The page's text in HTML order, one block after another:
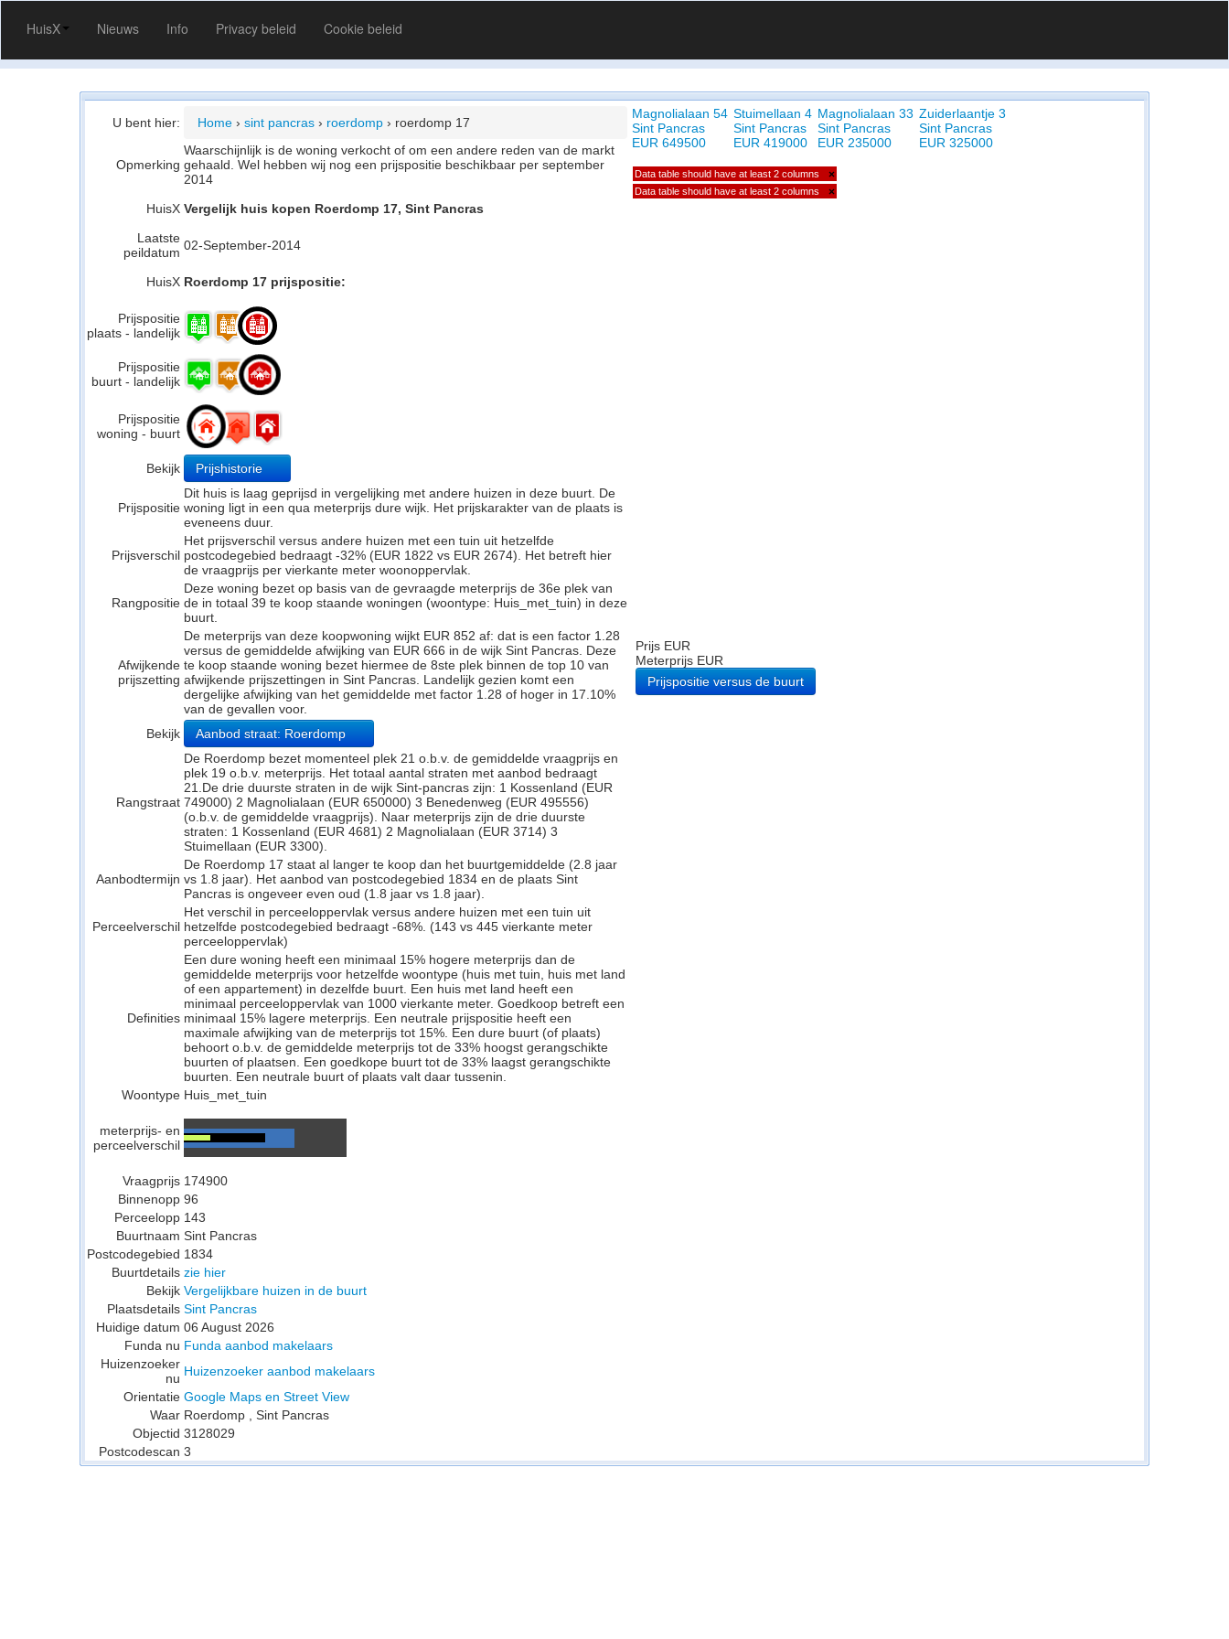
HuisX Nieuws Info Privacy beleid Cookie beleid
U bent hier: Home › sint pancras › roerdomp › roerdomp 17
Opmerking
Waarschijnlijk is de woning verkocht of om een andere reden van de markt
gehaald. Wel hebben wij nog een prijspositie beschikbaar per september
2014
HuisX Vergelijk huis kopen Roerdomp 17, Sint Pancras
Laatste
peildatum 02-September-2014
HuisX Roerdomp 17 prijspositie:
Prijspositie
plaats - landelijk
Prijspositie
buurt - landelijk
Prijspositie
woning - buurt
Bekijk Prijshistorie
Prijspositie
Dit huis is laag geprijsd in vergelijking met andere huizen in deze buurt. De
woning ligt in een qua meterprijs dure wijk. Het prijskarakter van de plaats is
eveneens duur.
Prijsverschil
Het prijsverschil versus andere huizen met een tuin uit hetzelfde
postcodegebied bedraagt -32% (EUR 1822 vs EUR 2674). Het betreft hier
de vraagprijs per vierkante meter woonoppervlak.
Rangpositie
Deze woning bezet op basis van de gevraagde meterprijs de 36e plek van
de in totaal 39 te koop staande woningen (woontype: Huis_met_tuin) in deze
buurt.
Afwijkende
prijszetting
De meterprijs van deze koopwoning wijkt EUR 852 af: dat is een factor 1.28
versus de gemiddelde afwijking van EUR 666 in de wijk Sint Pancras. Deze
te koop staande woning bezet hiermee de 8ste plek binnen de top 10 van
afwijkende prijszettingen in Sint Pancras. Landelijk gezien komt een
dergelijke afwijking van het gemiddelde met factor 1.28 of hoger in 17.10%
van de gevallen voor.
Bekijk
Aanbod straat: Roerdomp
Rangstraat
De Roerdomp bezet momenteel plek 21 o.b.v. de gemiddelde vraagprijs en
plek 19 o.b.v. meterprijs. Het totaal aantal straten met aanbod bedraagt
21.De drie duurste straten in de wijk Sint-pancras zijn: 1 Kossenland (EUR
749000) 2 Magnolialaan (EUR 650000) 3 Benedenweg (EUR 495556)
(o.b.v. de gemiddelde vraagprijs). Naar meterprijs zijn de drie duurste
straten: 1 Kossenland (EUR 4681) 2 Magnolialaan (EUR 3714) 3
Stuimellaan (EUR 3300).
Aanbodtermijn
De Roerdomp 17 staat al langer te koop dan het buurtgemiddelde (2.8 jaar
vs 1.8 jaar). Het aanbod van postcodegebied 1834 en de plaats Sint
Pancras is ongeveer even oud (1.8 jaar vs 1.8 jaar).
Perceelverschil
Het verschil in perceeloppervlak versus andere huizen met een tuin uit
hetzelfde postcodegebied bedraagt -68%. (143 vs 445 vierkante meter
perceeloppervlak)
Definities
Een dure woning heeft een minimaal 15% hogere meterprijs dan de
gemiddelde meterprijs voor hetzelfde woontype (huis met tuin, huis met land
of een appartement) in dezelfde buurt. Een huis met land heeft een
minimaal perceeloppervlak van 1000 vierkante meter. Goedkoop betreft een
minimaal 15% lagere meterprijs. Een neutrale prijspositie heeft een
maximale afwijking van de meterprijs tot 15%. Een dure buurt (of plaats)
behoort o.b.v. de gemiddelde meterprijs tot de 33% hoogst gerangschikte
buurten of plaatsen. Een goedkope buurt tot de 33% laagst gerangschikte
buurten. Een neutrale buurt of plaats valt daar tussenin.
Woontype Huis_met_tuin
meterprijs- en
perceelverschil
Vraagprijs 174900
Binnenopp 96
Perceelopp 143
Buurtnaam Sint Pancras
Postcodegebied 1834
Buurtdetails zie hier
Bekijk Vergelijkbare huizen in de buurt
Plaatsdetails Sint Pancras
Huidige datum 06 August 2026
Funda nu Funda aanbod makelaars
Huizenzoeker
nu Huizenzoeker aanbod makelaars
Orientatie Google Maps en Street View
Waar Roerdomp , Sint Pancras
Objectid 3128029
Postcodescan 3
Magnolialaan 54
Sint Pancras
EUR 649500
Stuimellaan 4
Sint Pancras
EUR 419000
Magnolialaan 33
Sint Pancras
EUR 235000
Zuiderlaantje 3
Sint Pancras
EUR 325000
Data table should have at least 2 columns ×
Data table should have at least 2 columns ×
Prijs EUR
Meterprijs EUR
Prijspositie versus de buurt